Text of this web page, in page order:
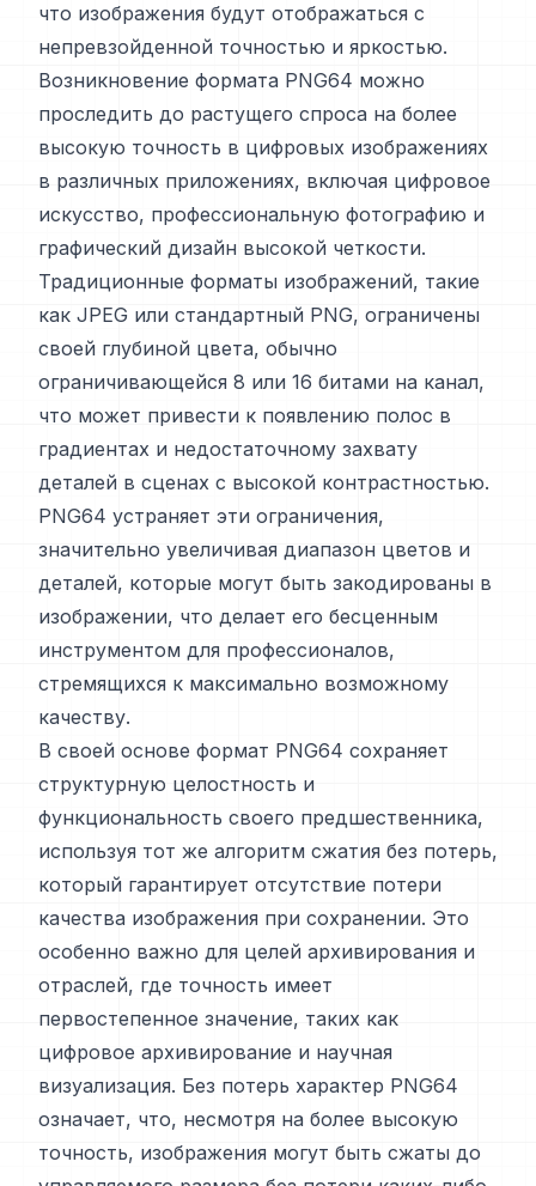
что изображения будут отображаться с
непревзойденной точностью и яркостью.
Возникновение формата PNG64 можно
проследить до растущего спроса на более
высокую точность в цифровых изображениях
в различных приложениях, включая цифровое
искусство, профессиональную фотографию и
графический дизайн высокой четкости.
Традиционные форматы изображений, такие
как JPEG или стандартный PNG, ограничены
своей глубиной цвета, обычно
ограничивающейся 8 или 16 битами на канал,
что может привести к появлению полос в
градиентах и недостаточному захвату
деталей в сценах с высокой контрастностью.
PNG64 устраняет эти ограничения,
значительно увеличивая диапазон цветов и
деталей, которые могут быть закодированы в
изображении, что делает его бесценным
инструментом для профессионалов,
стремящихся к максимально возможному
качеству.
В своей основе формат PNG64 сохраняет
структурную целостность и
функциональность своего предшественника,
используя тот же алгоритм сжатия без потерь,
который гарантирует отсутствие потери
качества изображения при сохранении. Это
особенно важно для целей архивирования и
отраслей, где точность имеет
первостепенное значение, таких как
цифровое архивирование и научная
визуализация. Без потерь характер PNG64
означает, что, несмотря на более высокую
точность, изображения могут быть сжаты до